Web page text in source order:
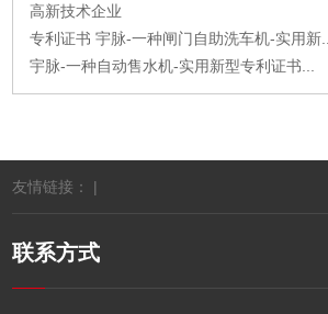
高新技术企业
专利证书 宇脉-一种闸门自助洗车机-实用新...
宇脉-一种自动售水机-实用新型专利证书...
友情链接： |
联系方式